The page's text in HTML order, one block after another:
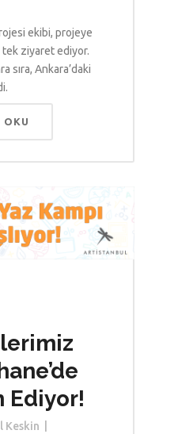
ekibi, projeye
ziyaret ediyor.
sıra, Ankara’daki
OKU
Ediyor!
Keskin